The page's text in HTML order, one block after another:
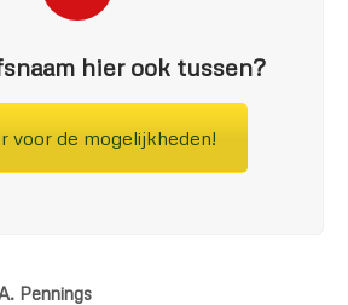
hier ook tussen?
voor de mogelijkheden!
Pennings